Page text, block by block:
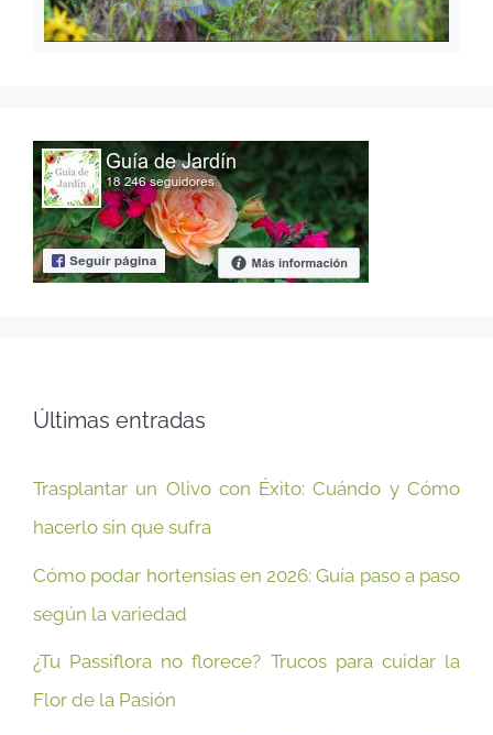
Últimas entradas
Trasplantar un Olivo con Éxito: Cuándo y Cómo
hacerlo sin que sufra
Cómo podar hortensias en 2026: Guía paso a paso
según la variedad
¿Tu Passiflora no florece? Trucos para cuidar la
Flor de la Pasión